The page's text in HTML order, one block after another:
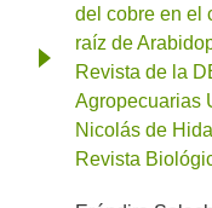
del cobre en el
raíz de
Revista de la
Agropecuarias
Nicolás de
Revista